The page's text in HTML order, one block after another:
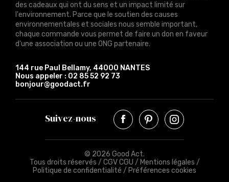
des cadeaux qui ont du sens et un impact limité sur
l'environnement. Parce que le soutien des causes
environnementales et sociales nous semble important,
chaque commande vous permet de faire un don en faveur
d'une association ou une ONG partenaire.
144 rue Paul Bellamy, 44000 NANTES
Nous appeler : 02 85 52 92 73
bonjour@goodact.fr
Suivez-nous
© 2026 Good Act.
Tous droits réservés / CGV CGU / Mentions légales /
Politique de confidentialité / Préférences cookies